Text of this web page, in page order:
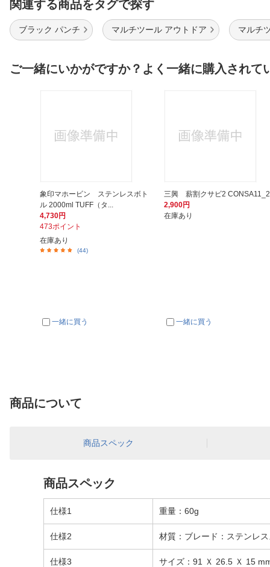
関連する商品をタグで探す
ブラック パンチ マルチツール アウトドア マルチ
ご一緒にいかがですか？よく一緒に購入されて
象印マホービン ステンレスボト
ル 2000ml TUFF（タ...
4,730円
473ポイント
在庫あり
(44)
一緒に買う
三興 薪割クサビ2 CONSA11_2
2,900円
在庫あり
一緒に買う
商品について
商品スペック
商品スペック
仕様1 重量：60g
仕様2 材質：ブレード：ステンレ
仕様3 サイズ：91 Ｘ 26.5 Ｘ 15